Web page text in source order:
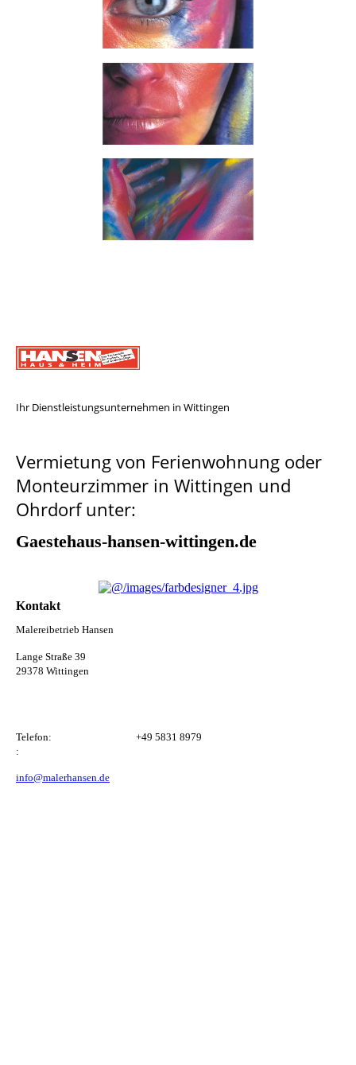
Ihr Dienstleistungsunternehmen in Wittingen
Vermietung von Ferienwohnung oder
Monteurzimmer in Wittingen und
Ohrdorf unter:
Gaestehaus-hansen-wittingen.de
Kontakt
Malereibetrieb Hansen
Lange Straße 39
29378 Wittingen
Telefon:
:
+49 5831 8979
info@malerhansen.de